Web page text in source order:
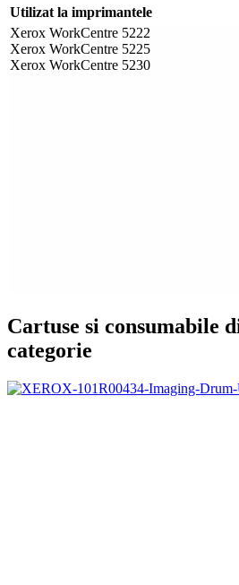
Utilizat la imprimantele
Xerox WorkCentre 5222
Xerox WorkCentre 5225
Xerox WorkCentre 5230
Cartuse si consumabile
categorie